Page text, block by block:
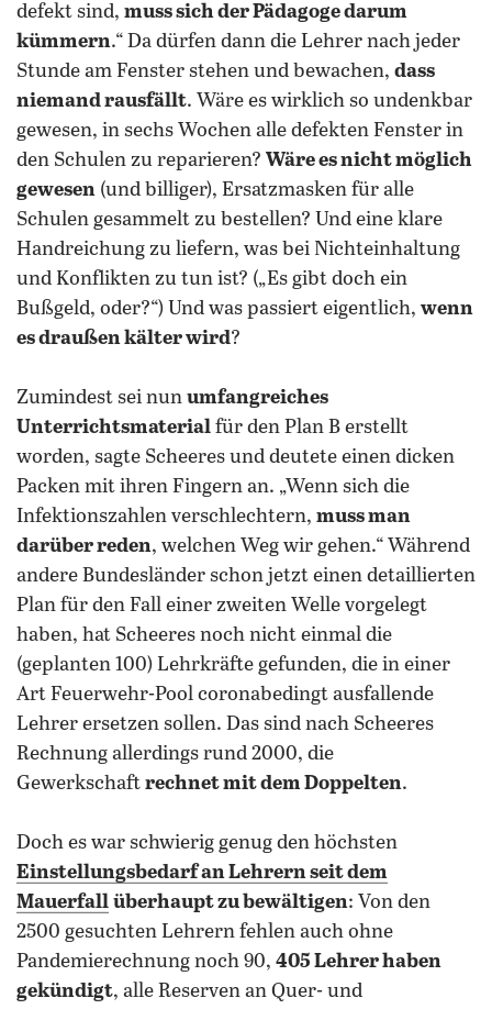
defekt sind, muss sich der Pädagoge darum
kümmern.“ Da dürfen dann die Lehrer nach jeder
Stunde am Fenster stehen und bewachen, dass
niemand rausfällt. Wäre es wirklich so undenkbar
gewesen, in sechs Wochen alle defekten Fenster in
den Schulen zu reparieren? Wäre es nicht möglich
gewesen (und billiger), Ersatzmasken für alle
Schulen gesammelt zu bestellen? Und eine klare
Handreichung zu liefern, was bei Nichteinhaltung
und Konflikten zu tun ist? („Es gibt doch ein
Bußgeld, oder?“) Und was passiert eigentlich, wenn
es draußen kälter wird?
Zumindest sei nun umfangreiches
Unterrichtsmaterial für den Plan B erstellt
worden, sagte Scheeres und deutete einen dicken
Packen mit ihren Fingern an. „Wenn sich die
Infektionszahlen verschlechtern, muss man
darüber reden, welchen Weg wir gehen.“ Während
andere Bundesländer schon jetzt einen detaillierten
Plan für den Fall einer zweiten Welle vorgelegt
haben, hat Scheeres noch nicht einmal die
(geplanten 100) Lehrkräfte gefunden, die in einer
Art Feuerwehr-Pool coronabedingt ausfallende
Lehrer ersetzen sollen. Das sind nach Scheeres
Rechnung allerdings rund 2000, die
Gewerkschaft rechnet mit dem Doppelten.
Doch es war schwierig genug den höchsten
Einstellungsbedarf an Lehrern seit dem
Mauerfall überhaupt zu bewältigen: Von den
2500 gesuchten Lehrern fehlen auch ohne
Pandemierechnung noch 90, 405 Lehrer haben
gekündigt, alle Reserven an Quer- und